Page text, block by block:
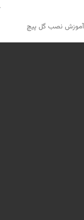
آموزش نصب گل پیچ